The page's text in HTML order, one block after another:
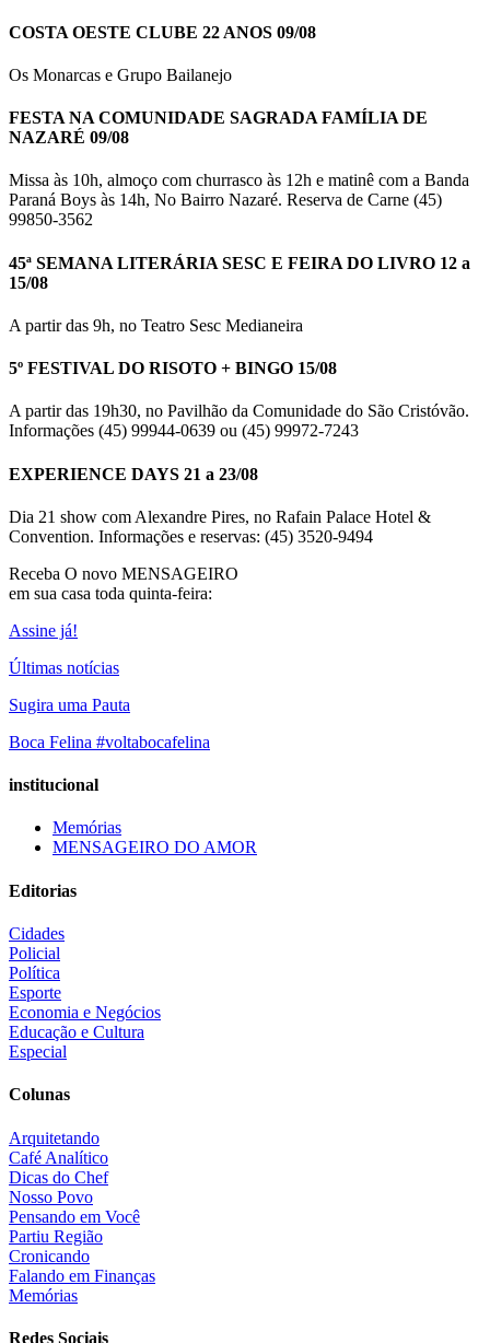
COSTA OESTE CLUBE 22 ANOS 09/08
Os Monarcas e Grupo Bailanejo
FESTA NA COMUNIDADE SAGRADA FAMÍLIA DE
NAZARÉ 09/08
Missa às 10h, almoço com churrasco às 12h e matinê com a Banda
Paraná Boys às 14h, No Bairro Nazaré. Reserva de Carne (45)
99850-3562
45ª SEMANA LITERÁRIA SESC E FEIRA DO LIVRO 12 a
15/08
A partir das 9h, no Teatro Sesc Medianeira
5º FESTIVAL DO RISOTO + BINGO 15/08
A partir das 19h30, no Pavilhão da Comunidade do São Cristóvão.
Informações (45) 99944-0639 ou (45) 99972-7243
EXPERIENCE DAYS 21 a 23/08
Dia 21 show com Alexandre Pires, no Rafain Palace Hotel &
Convention. Informações e reservas: (45) 3520-9494
Receba O novo MENSAGEIRO
em sua casa toda quinta-feira:
Assine já!
Últimas notícias
Sugira uma Pauta
Boca Felina #voltabocafelina
institucional
Memórias
MENSAGEIRO DO AMOR
Editorias
Cidades
Policial
Política
Esporte
Economia e Negócios
Educação e Cultura
Especial
Colunas
Arquitetando
Café Analítico
Dicas do Chef
Nosso Povo
Pensando em Você
Partiu Região
Cronicando
Falando em Finanças
Memórias
Redes Sociais